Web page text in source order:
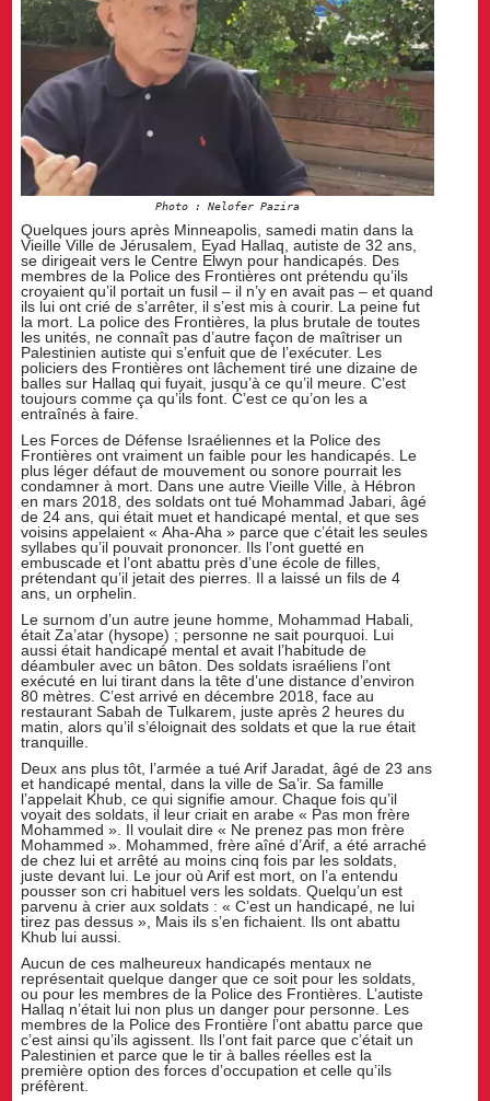
Photo : Nelofer Pazira
Quelques jours après Minneapolis, samedi matin dans la
Vieille Ville de Jérusalem, Eyad Hallaq, autiste de 32 ans,
se dirigeait vers le Centre Elwyn pour handicapés. Des
membres de la Police des Frontières ont prétendu qu’ils
croyaient qu’il portait un fusil – il n’y en avait pas – et quand
ils lui ont crié de s’arrêter, il s’est mis à courir. La peine fut
la mort. La police des Frontières, la plus brutale de toutes
les unités, ne connaît pas d’autre façon de maîtriser un
Palestinien autiste qui s’enfuit que de l’exécuter. Les
policiers des Frontières ont lâchement tiré une dizaine de
balles sur Hallaq qui fuyait, jusqu’à ce qu’il meure. C’est
toujours comme ça qu’ils font. C’est ce qu’on les a
entraînés à faire.
Les Forces de Défense Israéliennes et la Police des
Frontières ont vraiment un faible pour les handicapés. Le
plus léger défaut de mouvement ou sonore pourrait les
condamner à mort. Dans une autre Vieille Ville, à Hébron
en mars 2018, des soldats ont tué Mohammad Jabari, âgé
de 24 ans, qui était muet et handicapé mental, et que ses
voisins appelaient « Aha-Aha » parce que c’était les seules
syllabes qu’il pouvait prononcer. Ils l’ont guetté en
embuscade et l’ont abattu près d’une école de filles,
prétendant qu’il jetait des pierres. Il a laissé un fils de 4
ans, un orphelin.
Le surnom d’un autre jeune homme, Mohammad Habali,
était Za’atar (hysope) ; personne ne sait pourquoi. Lui
aussi était handicapé mental et avait l’habitude de
déambuler avec un bâton. Des soldats israéliens l’ont
exécuté en lui tirant dans la tête d’une distance d’environ
80 mètres. C’est arrivé en décembre 2018, face au
restaurant Sabah de Tulkarem, juste après 2 heures du
matin, alors qu’il s’éloignait des soldats et que la rue était
tranquille.
Deux ans plus tôt, l’armée a tué Arif Jaradat, âgé de 23 ans
et handicapé mental, dans la ville de Sa’ir. Sa famille
l’appelait Khub, ce qui signifie amour. Chaque fois qu’il
voyait des soldats, il leur criait en arabe « Pas mon frère
Mohammed ». Il voulait dire « Ne prenez pas mon frère
Mohammed ». Mohammed, frère aîné d’Arif, a été arraché
de chez lui et arrêté au moins cinq fois par les soldats,
juste devant lui. Le jour où Arif est mort, on l’a entendu
pousser son cri habituel vers les soldats. Quelqu’un est
parvenu à crier aux soldats : « C’est un handicapé, ne lui
tirez pas dessus », Mais ils s’en fichaient. Ils ont abattu
Khub lui aussi.
Aucun de ces malheureux handicapés mentaux ne
représentait quelque danger que ce soit pour les soldats,
ou pour les membres de la Police des Frontières. L’autiste
Hallaq n’était lui non plus un danger pour personne. Les
membres de la Police des Frontière l’ont abattu parce que
c’est ainsi qu’ils agissent. Ils l’ont fait parce que c’était un
Palestinien et parce que le tir à balles réelles est la
première option des forces d’occupation et celle qu’ils
préfèrent.